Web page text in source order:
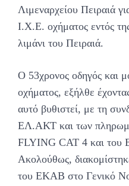
Λιμεναρχείου Πειραιά
Ι.Χ.Ε. οχήματος εντός
λιμάνι του Πειραιά.
Ο 53χρονος οδηγός και
οχήματος, εξήλθε
αυτό βυθιστεί, με τη
ΕΛ.ΑΚΤ και των
FLYING CAT 4 και
Ακολούθως,
του ΕΚΑΒ στο Γενικό